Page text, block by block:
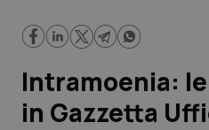
Lavoro e Professioni
Intramoenia:
in Gazzetta